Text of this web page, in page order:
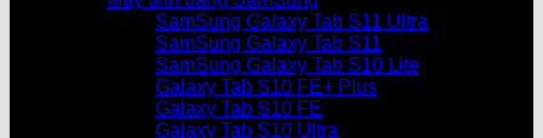
SamSung Galaxy Tab S11 Ultra
SamSung Galaxy Tab S11
SamSung Galaxy Tab S10 Lite
Galaxy Tab S10 FE+ Plus
Galaxy Tab S10 FE
Galaxy Tab S10 Ultra